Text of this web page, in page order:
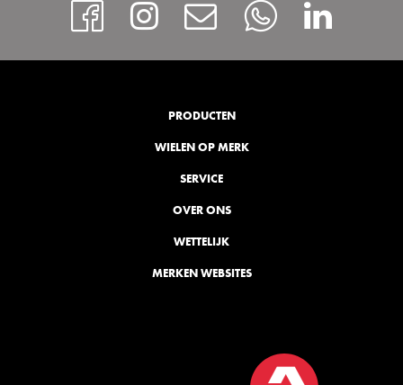
https://
Instagram
Contact
PRODUCTEN
WIELEN OP MERK
SERVICE
OVER ONS
WETTELIJK
MERKEN WEBSITES